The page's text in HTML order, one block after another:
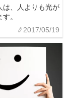
は、人よりも光が
。
2017/05/19